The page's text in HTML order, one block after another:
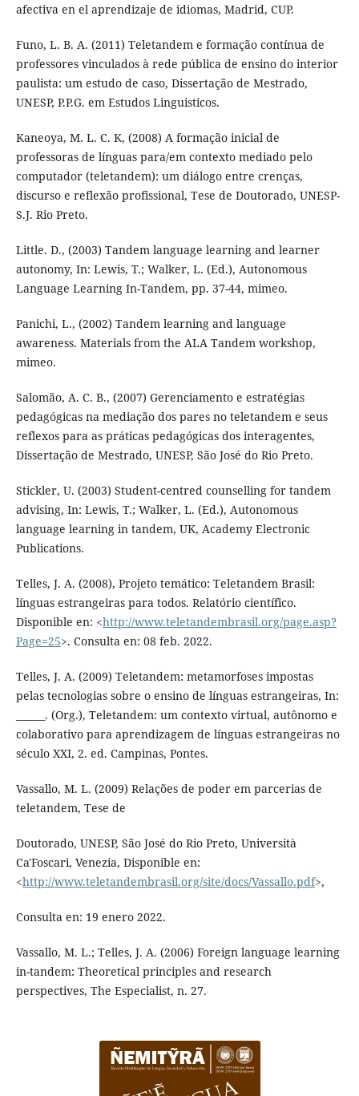
afectiva en el aprendizaje de idiomas, Madrid, CUP.
Funo, L. B. A. (2011) Teletandem e formação contínua de
professores vinculados à rede pública de ensino do interior
paulista: um estudo de caso, Dissertação de Mestrado,
UNESP, P.P.G. em Estudos Linguisticos.
Kaneoya, M. L. C. K, (2008) A formação inicial de
professoras de línguas para/em contexto mediado pelo
computador (teletandem): um diálogo entre crenças,
discurso e reflexão profissional, Tese de Doutorado, UNESP-
S.J. Rio Preto.
Little. D., (2003) Tandem language learning and learner
autonomy, In: Lewis, T.; Walker, L. (Ed.), Autonomous
Language Learning In-Tandem, pp. 37-44, mimeo.
Panichi, L., (2002) Tandem learning and language
awareness. Materials from the ALA Tandem workshop,
mimeo.
Salomão, A. C. B., (2007) Gerenciamento e estratégias
pedagógicas na mediação dos pares no teletandem e seus
reflexos para as práticas pedagógicas dos interagentes,
Dissertação de Mestrado, UNESP, São José do Rio Preto.
Stickler, U. (2003) Student-centred counselling for tandem
advising, In: Lewis, T.; Walker, L. (Ed.), Autonomous
language learning in tandem, UK, Academy Electronic
Publications.
Telles, J. A. (2008), Projeto temático: Teletandem Brasil:
línguas estrangeiras para todos. Relatório científico.
Disponible en: <http://www.teletandembrasil.org/page.asp?
Page=25>. Consulta en: 08 feb. 2022.
Telles, J. A. (2009) Teletandem: metamorfoses impostas
pelas tecnologias sobre o ensino de línguas estrangeiras, In:
______. (Org.), Teletandem: um contexto virtual, autônomo e
colaborativo para aprendizagem de línguas estrangeiras no
século XXI, 2. ed. Campinas, Pontes.
Vassallo, M. L. (2009) Relações de poder em parcerias de
teletandem, Tese de
Doutorado, UNESP, São José do Rio Preto, Università
Ca'Foscari, Venezia, Disponible en:
<http://www.teletandembrasil.org/site/docs/Vassallo.pdf>,
Consulta en: 19 enero 2022.
Vassallo, M. L.; Telles, J. A. (2006) Foreign language learning
in-tandem: Theoretical principles and research
perspectives, The Especialist, n. 27.